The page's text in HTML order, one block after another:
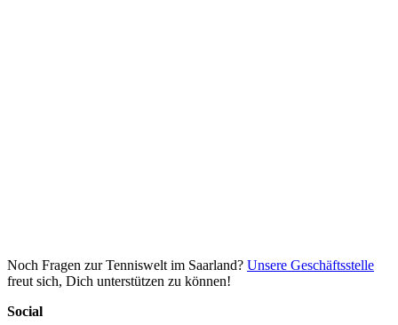
Noch Fragen zur Tenniswelt im Saarland? Unsere Geschäftsstelle
freut sich, Dich unterstützen zu können!
Social